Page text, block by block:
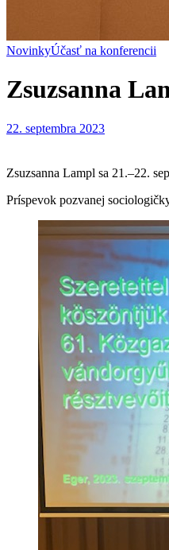
NovinkyÚčasť na konferencii
Zsuzsanna
22. septembra 2023
Zsuzsanna Lampl sa 21.–22.
Príspevok pozvanej